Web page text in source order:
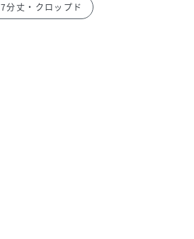
7分丈・クロップド